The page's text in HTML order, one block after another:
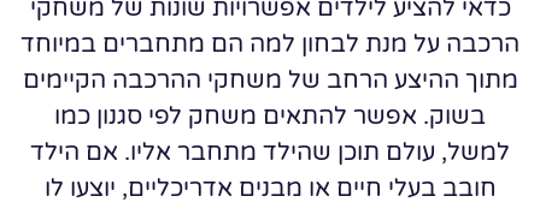
כדאי להציע לילדים אפשרויות שונות של משחקי
הרכבה על מנת לבחון למה הם מתחברים במיוחד
מתוך ההיצע הרחב של משחקי ההרכבה הקיימים
בשוק. אפשר להתאים משחק לפי סגנון כמו
למשל, עולם תוכן שהילד מתחבר אליו. אם הילד
חובב בעלי חיים או מבנים אדריכליים, יוצעו לו